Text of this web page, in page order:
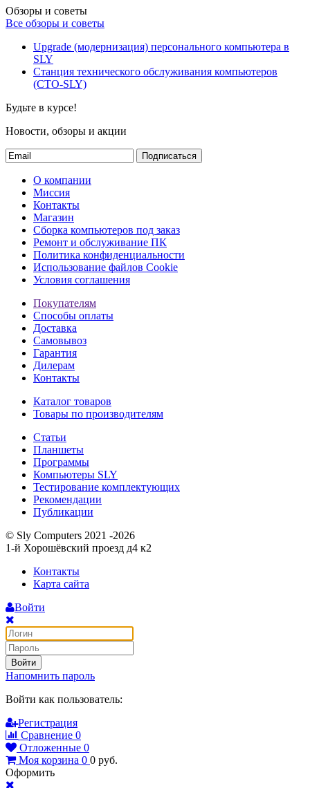
Обзоры и советы
Все обзоры и советы
Upgrade (модернизация) персонального компьютера в
SLY
Станция технического обслуживания компьютеров
(СТО-SLY)
Будьте в курсе!
Новости, обзоры и акции
Подписаться
О компании
Миссия
Контакты
Магазин
Сборка компьютеров под заказ
Ремонт и обслуживание ПК
Политика конфиденциальности
Использование файлов Cookie
Условия соглашения
Покупателям
Способы оплаты
Доставка
Самовывоз
Гарантия
Дилерам
Контакты
Каталог товаров
Товары по производителям
Статьи
Планшеты
Программы
Компьютеры SLY
Тестирование комплектующих
Рекомендации
Публикации
© Sly Computers 2021 -2026
1-й Хорошёвский проезд д4 к2
Контакты
Карта сайта
Войти
Войти
Напомнить пароль
Войти как пользователь:
Регистрация
Сравнение 0
Отложенные 0
Моя корзина 0 0 руб.
Оформить